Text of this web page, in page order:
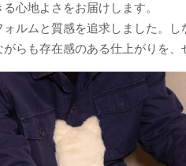
心地よさをお届けします。
ルムと質感を追求しました。
らも存在感のある仕上がりを